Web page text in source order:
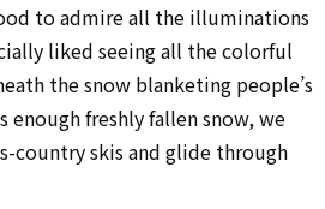
to admire all the illuminations
liked seeing all the colorful
the snow blanketing people’s
enough freshly fallen snow, we
country skis and glide through